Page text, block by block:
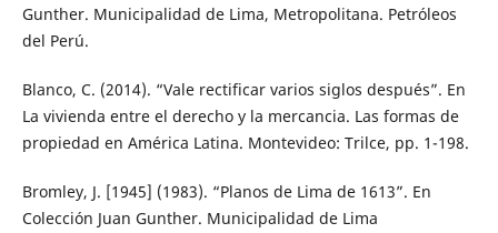
Gunther. Municipalidad de Lima, Metropolitana. Petróleos
del Perú.
Blanco, C. (2014). “Vale rectificar varios siglos después”. En
La vivienda entre el derecho y la mercancia. Las formas de
propiedad en América Latina. Montevideo: Trilce, pp. 1-198.
Bromley, J. [1945] (1983). “Planos de Lima de 1613”. En
Colección Juan Gunther. Municipalidad de Lima